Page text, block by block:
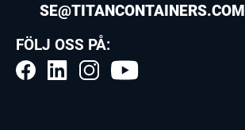
SE@TITANCONTAINERS.COM
FÖLJ OSS PÅ: